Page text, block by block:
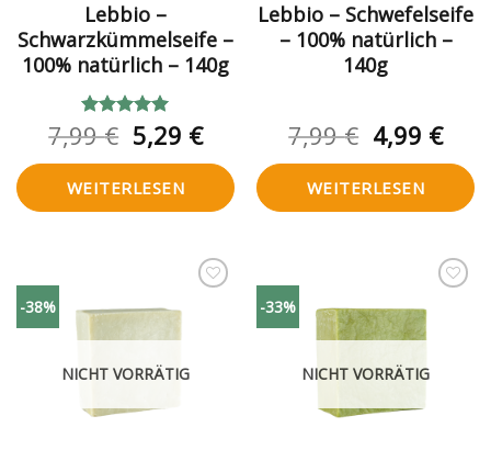
Lebbio –
Schwarzkümmelseife –
100% natürlich – 140g
Bewertet
mit5.00
von 5
7,99€ Ursprünglicher
Preis
war:
7,99 €
5,29 €Aktueller
Preis
ist:
5,29 €.
WEITERLESEN
Lebbio – Schwefelseife
– 100% natürlich –
140g
7,99€
Preis
war:
7,99 €
4,99 €
ist:
WEITERLESEN
-38%
Wunschliste
NICHT VORRÄTIG
-33%
Wunschliste
hinzufügen
NICHT VORRÄTIG